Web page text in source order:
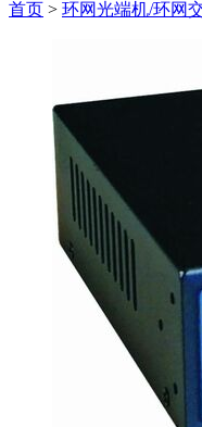
首页 > 环网光端机/环网